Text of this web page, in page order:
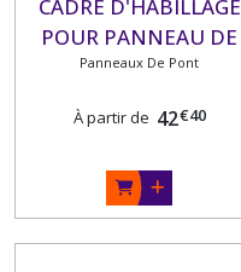
CADRE D'HABILLAGE
POUR PANNEAU DE
PONT PLASTIMO
Panneaux De Pont
À partir de 42€40